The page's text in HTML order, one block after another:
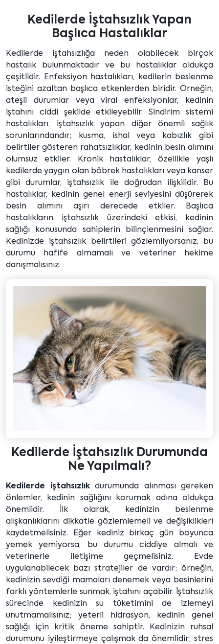
Kedilerde İştahsızlık Yapan
Başlıca Hastalıklar
Kedilerde iştahsızlığa neden olabilecek birçok
hastalık bulunmaktadır ve bu hastalıklar oldukça
çeşitlidir. Enfeksiyon hastalıkları, kedilerin beslenme
isteğini azaltan başlıca etkenlerden biridir. Örneğin,
ateşli durumlar veya viral enfeksiyonlar, kedinin
iştahını ciddi şekilde etkileyebilir. Sindirim sistemi
hastalıkları, iştahsızlık yapan diğer önemli sağlık
sorunlarındandır; kusma, ishal veya kabızlık gibi
belirtiler gösteren rahatsızlıklar, kedinin besin alımını
olumsuz etkiler. Kronik hastalıklar, özellikle yaşlı
kedilerde yaygın olan böbrek hastalıkları veya kanser
gibi durumlar, iştahsızlık ile doğrudan ilişkilidir. Bu
hastalıklar, kedinin genel enerji seviyesini düşürerek
besin alımını aşırı derecede etkiler. Başlıca
hastalıkların iştahsızlık üzerindeki etkisi, kedinin
sağlığı konusunda sahiplerin bilinçlenmesini sağlar.
Kedinizde iştahsızlık belirtileri gözlemliyorsanız, bu
durumu hafife almamalı ve veteriner hekime
danışmalısınız.
Kedilerde İştahsızlık Durumunda
Ne Yapılmalı?
Kedilerde iştahsızlıkdurumunda alınması gereken
önlemler, kedinin sağlığını korumak adına oldukça
önemlidir. İlk olarak, kedinizin beslenme
alışkanlıklarını dikkatle gözlemlemeli ve değişiklikleri
kaydetmelisiniz. Eğer kediniz birkaç gün boyunca
yemek yemiyorsa, bu durumu ciddiye almalı ve
veterinerle iletişime geçmelisiniz. Evde
uygulanabilecek bazı stratejiler de vardır; örneğin,
kedinizin sevdiği mamaları denemek veya besinlerini
farklı yöntemlerle sunmak, iştahını açabilir. İştahsızlık
sürecinde kedinizin su tüketimini de izlemeyi
unutmamalısınız; yeterli hidrasyon, kedinin genel
sağlığı için kritik öneme sahiptir. Kedinizin ruhsal
durumunu iyileştirmeye çalışmak da önemlidir; stres